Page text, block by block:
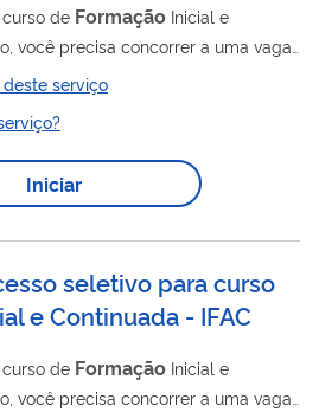
de Formação Inicial e
você precisa concorrer a uma vaga
serviço
Iniciar
seletivo para curso
e Continuada - IFAC
de Formação Inicial e
você precisa concorrer a uma vaga